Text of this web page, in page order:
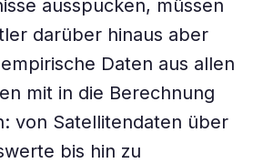
ausspucken, müssen
darüber hinaus aber
Daten aus allen
mit in die Berechnung
von Satellitendaten über
bis hin zu